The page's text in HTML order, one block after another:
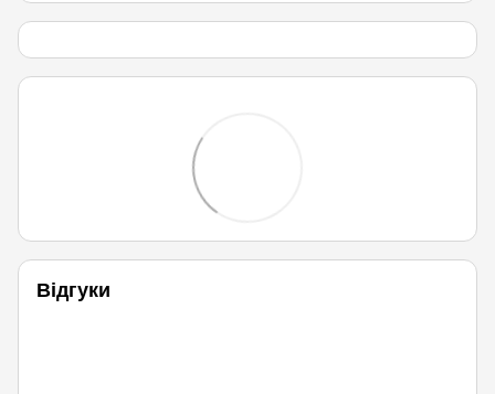
Відгуки